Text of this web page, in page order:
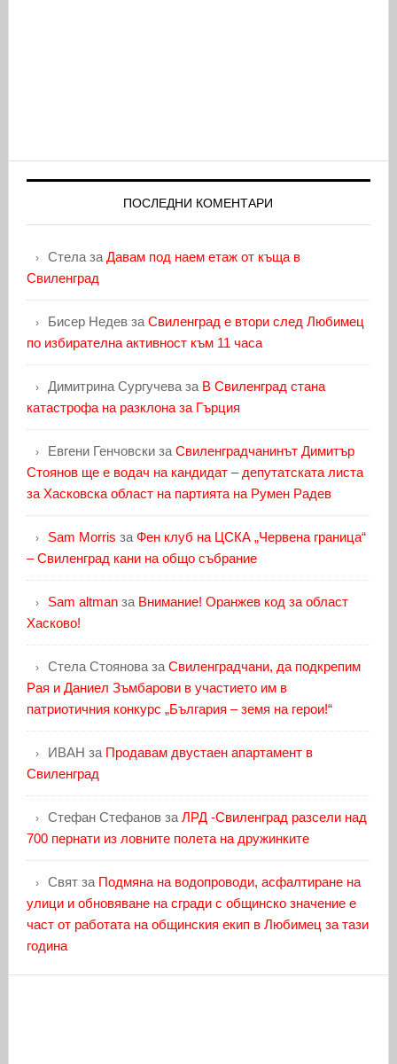
ПОСЛЕДНИ КОМЕНТАРИ
Стелаза Давам под наем етаж от къща в
Свиленград
Бисер Недевза Свиленград е втори след Любимец
по избирателна активност към 11 часа
Димитрина Сургучеваза В Свиленград стана
катастрофа на разклона за Гърция
Евгени Генчовскиза Свиленградчанинът Димитър
Стоянов ще е водач на кандидат – депутатската листа
за Хасковска област на партията на Румен Радев
Sam Morris за Фен клуб на ЦСКА „Червена граница“
– Свиленград кани на общо събрание
Sam altmanза Внимание! Оранжев код за област
Хасково!
Стела Стояноваза Свиленградчани, да подкрепим
Рая и Даниел Зъмбарови в участието им в
патриотичния конкурс „България – земя на герои!“
ИВАН за Продавам двустаен апартамент в
Свиленград
Стефан Стефановза ЛРД -Свиленград разсели над
700 пернати из ловните полета на дружинките
Святза Подмяна на водопроводи, асфалтиране на
улици и обновяване на сгради с общинско значение е
част от работата на общинския екип в Любимец за тази
година